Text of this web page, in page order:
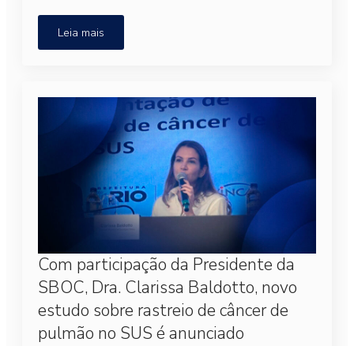
Leia mais
Com participação da Presidente da
SBOC, Dra. Clarissa Baldotto, novo
estudo sobre rastreio de câncer de
pulmão no SUS é anunciado